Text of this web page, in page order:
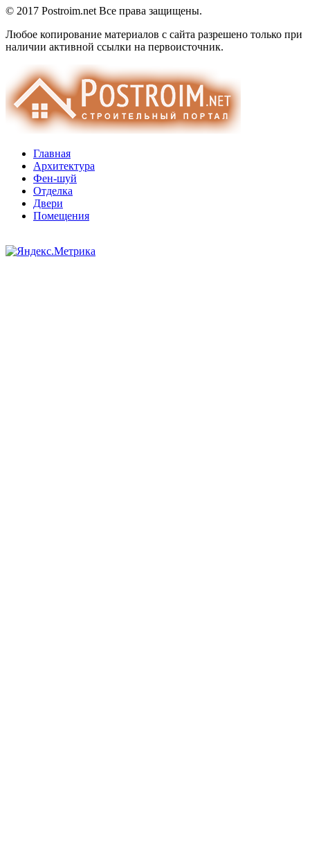
© 2017 Postroim.net Все права защищены.
Любое копирование материалов с сайта разрешено только при
наличии активной ссылки на первоисточник.
Главная
Архитектура
Фен-шуй
Отделка
Двери
Помещения